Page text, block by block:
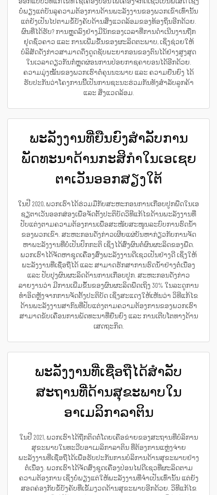
ອອກແບບວິທີແກ້ໄຂທີ່ໃຊ້ເຄື່ອງປ່ອນໄຟເຄື່ອງຈັກດີເຊວເປັນພິເສດ ເຊິ່ງ
ບໍ່ພຽງແຕ່ບັນລຸຄວາມຕ້ອງການດ້ານພະລັງງານຂອງພວກເຂົາເທົ່ານັ້ນ
ແຕ່ຍັງເປັນໄປຕາມຂໍ້ບັງຄັບດ້ານສິ່ງແວດລ້ອມຂອງທ້ອງຖິ່ນອີກດ້ວຍ.
ຜົນທີ່ໄດ້ຮັບ? ການຫຼຸດລົງຢ່າງມີນັກຂອງເວລາທີ່ການດຳເນີນງານຖືກ
ຢຸດຊົ່ວຄາວ ແລະ ການເພີ່ມຂື້ນຂອງຜະລິດຕະພາບ, ເຊິ່ງຊ່ວຍໃຫ້
ບໍລິສັດດັ່ງກ່າວສາມາດດຶງດູດຊັບພະຍາກອນຂອງຕົນໄດ້ຢ່າງສູງສຸດ
ໃນເວລາດຽວກັນກໍຫຼຸດຜ່ອນການປ່ອຍກາຊຄາບອນໄດ້ອີກດ້ວຍ.
ຄວາມມຸ່ງໝັ້ນຂອງພວກເຮົາຕໍ່ຄຸນນະພາບ ແລະ ຄວາມຍືນຍົງ ໄດ້
ຮັບປະກັນວ່າໂຄງການນີ້ເປັນການຊະນະຮ່ວມກັນທັງສຳລັບລູກຄ້າ
ແລະ ສິ່ງແວດລ້ອມ.
ພະລັງງານທີ່ຍືນຍົງສຳລັບການ
ພັດທະນາດ້ານກະສິກຳໃນເອເຊຍ
ຕາເວັນອອກສຽງໃຕ້
ໃນປີ 2020, ພວກເຮົາໄດ້ຮ່ວມມືກັບສະຫະກອນການເກືອບປູກພືດໃນເອ
ຊຽຕາເວັນອອກສ່ອງເພື່ອຈັດຕັ້ງປະຕິບັດວິທີແກ້ໄຂດ້ານພະລັງງານທີ່
ປັບແຕ່ງຕາມຄວາມຕ້ອງການເພື່ອສະໜັບສະໜູນລະບົບການຮົດນ້ຳ
ຂອງພວກເຂົາ. ສະຫະກອນດັ່ງກ່າວເຜີຍແຜ່ບັນຫາກ່ຽວກັບການຈັດ
ຫາພະລັງງານທີ່ບໍ່ເປັນປົກກະຕິ ເຊິ່ງໄດ້ສົ່ງຜົນຕໍ່ຜົນຜະລິດຂອງພືດ.
ພວກເຮົາໄດ້ຈັດຫາຊຸດເຄື່ອງສົ່ງພະລັງງານດີເຊວເປັນຢ່າງດີ ເຊິ່ງໃຫ້
ພະລັງງານທີ່ເຊື່ອຖືໄດ້ ແລະ ສາມາດຮັກສາການຮົດນ້ຳຢ່າງຕໍ່ເນື່ອງ
ແລະ ປັບປຸງຜົນຜະລິດດ້ານການເກືອບປູກ. ສະຫະກອນດັ່ງກ່າວ
ລາຍງານວ່າ ມີການເພີ່ມຂຶ້ນຂອງຜົນຜະລິດພືດເຖິງ 30% ໃນລະດູການ
ທຳອິດຫຼັງຈາກການຈັດຕັ້ງປະຕິບັດ ເຊິ່ງສະແດງໃຫ້ເຫັນວ່າ ວິທີແກ້ໄຂ
ດ້ານພະລັງງານສາກົນທີ່ປັບແຕ່ງຕາມຄວາມຕ້ອງການຂອງພວກເຮົາ
ສາມາດຂັບເຄື່ອນການພັດທະນາທີ່ຍືນຍົງ ແລະ ການເຕີບໂຕທາງດ້ານ
ເສດຖະກິດ.
ພະລັງງານທີ່ເຊື່ອຖືໄດ້ສຳລັບ
ສະຖານທີ່ດ້ານສຸຂະພາບໃນ
ອາເມລິກາລາຕິນ
ໃນປີ 2021, ພວກເຮົາໄດ້ຖືກຕິດຕໍ່ໂດຍເຄືອຂ່າຍຂອງສະຖານທີ່ບໍລິການ
ສຸຂະພາບໃນທະວີບອາເມລິກາລາຕິນ ທີ່ຕ້ອງການແຫຼ່ງຈ່າຍ
ພະລັງງານທີ່ເຊື່ອຖືໄດ້ເພື່ອຮັບປະກັນການບໍລິການດ້ານສຸຂະພາບຢ່າງ
ຕໍ່ເນື່ອງ. ພວກເຮົາໄດ້ຈັດສົ່ງຊຸດເຄື່ອງປ່ອນໄຟດີເຊວທີ່ຜະລິດຕາມ
ຄວາມຕ້ອງການ ເຊິ່ງບໍ່ພຽງແຕ່ໃຫ້ພະລັງງານທີ່ຈຳເປັນເທົ່ານັ້ນ ແຕ່ຍັງ
ສອດຄ່ອງກັບຂໍ້ບັງຄັບທີ່ເຂັ້ມງວດດ້ານສຸຂະພາບອີກດ້ວຍ. ວິທີແກ້ໄຂ